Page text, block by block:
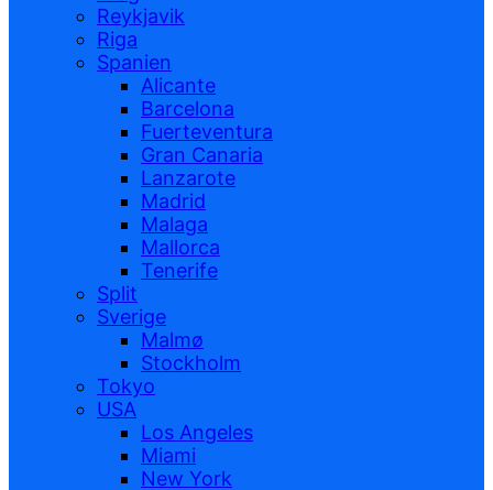
Reykjavik
Riga
Spanien
Alicante
Barcelona
Fuerteventura
Gran Canaria
Lanzarote
Madrid
Malaga
Mallorca
Tenerife
Split
Sverige
Malmø
Stockholm
Tokyo
USA
Los Angeles
Miami
New York